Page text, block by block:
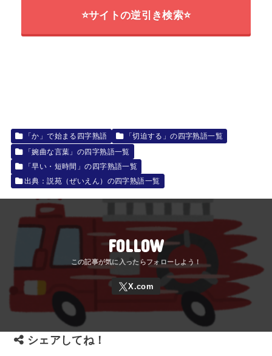
⭐サイトの逆引き検索⭐
「か」で始まる四字熟語
「切迫する」の四字熟語一覧
「婉曲な言葉」の四字熟語一覧
「早い・短時間」の四字熟語一覧
出典：説苑（ぜいえん）の四字熟語一覧
FOLLOW
シェアしてね！